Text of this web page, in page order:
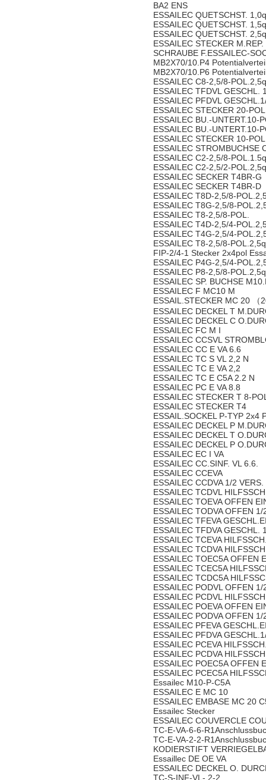
BA2 ENS
ESSAILEC QUETSCHST.
ESSAILEC QUETSCHST.
ESSAILEC QUETSCHST.
ESSAILEC STECKER M.REP.
SCHRAUBE F.ESSAILEC-
MB2X70/10.P4
MB2X70/10.P6
ESSAILEC C8-2,5/8-
ESSAILEC TFDVL GESCHL.
ESSAILEC PFDVL
ESSAILEC STECKER 20-
ESSAILEC BU.-UNTERT.10-
ESSAILEC BU.-UNTERT.10-
ESSAILEC STECKER 10-
ESSAILEC STROMBUCHSE
ESSAILEC C2-2,5/8-
ESSAILEC C2-2,5/2-
ESSAILEC SECKER T4BR-G
ESSAILEC SECKER T4BR-D
ESSAILEC T8D-2,5/8-
ESSAILEC T8G-2,5/8-
ESSAILEC T8-2,5/8-POL.
ESSAILEC T4D-2,5/4-
ESSAILEC T4G-2,5/4-
ESSAILEC T8-2,5/8-
FIP-2/4-1 Stecker 2x4pol
ESSAILEC P4G-2,5/4-
ESSAILEC P8-2,5/8-
ESSAILEC SP. BUCHSE
ESSAILEC F MC10 M
ESSAIL.STECKER MC 20 （
ESSAILEC DECKEL T
ESSAILEC DECKEL C
ESSAILEC FC M I
ESSAILEC CCSVL
ESSAILEC CC E VA 6.6
ESSAILEC TC S VL 2,2 N
ESSAILEC TC E VA 2,2
ESSAILEC TC E C5A 2.2 N
ESSAILEC PC E VA 8.8
ESSAILEC STECKER T 8-
ESSAILEC STECKER T4
ESSAIL.SOCKEL P-TYP 2x4
ESSAILEC DECKEL P
ESSAILEC DECKEL T
ESSAILEC DECKEL P
ESSAILEC EC I VA
ESSAILEC CC.SINF. VL 6.6.
ESSAILEC CCEVA
ESSAILEC CCDVA 1/2 VERS.
ESSAILEC TCDVL
ESSAILEC TOEVA OFFEN
ESSAILEC TODVA OFFEN 1/
ESSAILEC TFEVA
ESSAILEC TFDVA GESCHL.
ESSAILEC TCEVA
ESSAILEC TCDVA
ESSAILEC TOEC5A OFFEN
ESSAILEC TCEC5A
ESSAILEC TCDC5A
ESSAILEC PODVL OFFEN 1/
ESSAILEC PCDVL
ESSAILEC POEVA OFFEN
ESSAILEC PODVA OFFEN 1/
ESSAILEC PFEVA
ESSAILEC PFDVA
ESSAILEC PCEVA
ESSAILEC PCDVA
ESSAILEC POEC5A OFFEN
ESSAILEC PCEC5A
Essailec M10-P-C5A
ESSAILEC E MC 10
ESSAILEC EMBASE MC 20
Essailec Stecker
ESSAILEC COUVERCLE
TC-E-VA-6-6-
TC-E-VA-2-2-
KODIERSTIFT
Essaillec DE OE VA
ESSAILEC DECKEL O.
TC-S-INF-VL- 2-2